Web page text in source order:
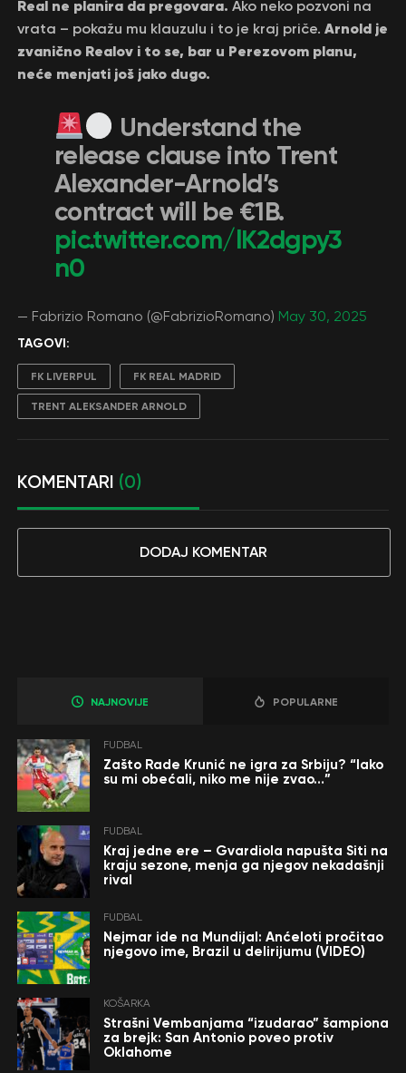
Real ne planira da pregovara. Ako neko pozvoni na
vrata – pokažu mu klauzulu i to je kraj priče. Arnold je
zvanično Realov i to se, bar u Perezovom planu,
neće menjati još jako dugo.
Understand the
release clause into Trent
Alexander-Arnold’s
contract will be €1B.
pic.twitter.com/lK2dgpy3
n0
— Fabrizio Romano (@FabrizioRomano) May 30, 2025
TAGOVI:
FK LIVERPUL FK REAL MADRID
TRENT ALEKSANDER ARNOLD
KOMENTARI (0)
DODAJ KOMENTAR
NAJNOVIJE POPULARNE
FUDBAL
Zašto Rade Krunić ne igra za Srbiju? “Iako
su mi obećali, niko me nije zvao…”
FUDBAL
Kraj jedne ere – Gvardiola napušta Siti na
kraju sezone, menja ga njegov nekadašnji
rival
FUDBAL
Nejmar ide na Mundijal: Anćeloti pročitao
njegovo ime, Brazil u delirijumu (VIDEO)
KOŠARKA
Strašni Vembanjama “izudarao” šampiona
za brejk: San Antonio poveo protiv
Oklahome